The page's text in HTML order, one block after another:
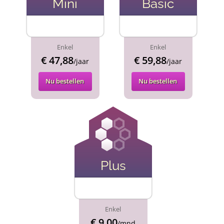
Mini
Enkel
€ 47,88/jaar
Nu bestellen
Basic
Enkel
€ 59,88/jaar
Nu bestellen
Plus
Enkel